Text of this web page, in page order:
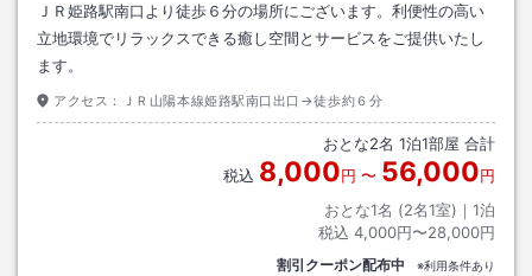
ＪＲ姫路駅南口より徒歩６分の場所にございます。利便性の高い
立地環境でリラックスできる癒し空間とサービスをご提供いたし
ます。
アクセス： ＪＲ山陽本線姫路駅南口出口→徒歩約６分
おとな2名 1泊1部屋 合計
税込 8,000円 〜 56,000円
おとな1名 (2名1室)｜ 1泊
税込 4,000円〜28,000円
割引クーポン配布中 ※利用条件あり